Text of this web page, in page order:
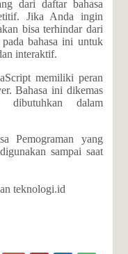
dari daftar bahasa
Jika Anda ingin
bisa terhindar dari
bahasa ini untuk
interaktif.
memiliki peran
Bahasa ini dikemas
dalam
Pemograman yang
sampai saat
teknologi.id